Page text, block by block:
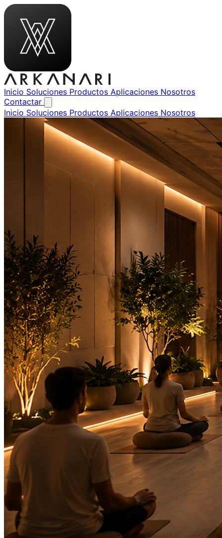
Inicio Soluciones Productos Aplicaciones Nosotros
Contactar
Inicio Soluciones Productos Aplicaciones Nosotros